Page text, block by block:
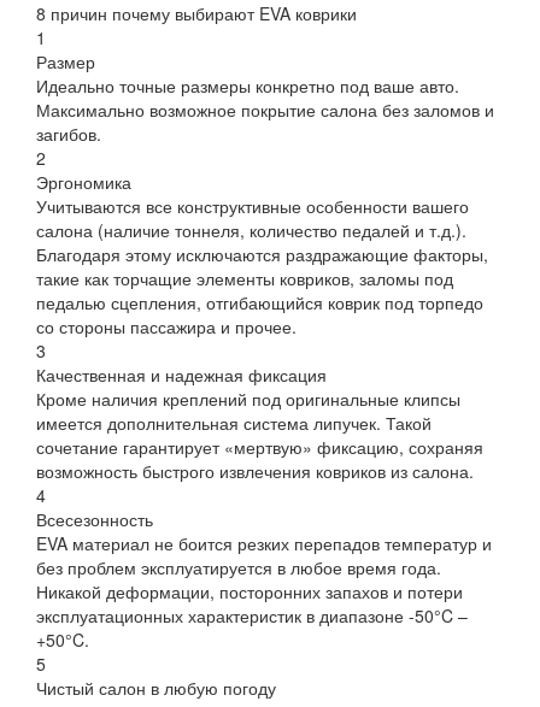
8 причин почему выбирают EVA коврики
1
Размер
Идеально точные размеры конкретно под ваше авто.
Максимально возможное покрытие салона без заломов и
загибов.
2
Эргономика
Учитываются все конструктивные особенности вашего
салона (наличие тоннеля, количество педалей и т.д.).
Благодаря этому исключаются раздражающие факторы,
такие как торчащие элементы ковриков, заломы под
педалью сцепления, отгибающийся коврик под торпедо
со стороны пассажира и прочее.
3
Качественная и надежная фиксация
Кроме наличия креплений под оригинальные клипсы
имеется дополнительная система липучек. Такой
сочетание гарантирует «мертвую» фиксацию, сохраняя
возможность быстрого извлечения ковриков из салона.
4
Всесезонность
EVA материал не боится резких перепадов температур и
без проблем эксплуатируется в любое время года.
Никакой деформации, посторонних запахов и потери
эксплуатационных характеристик в диапазоне -50°C –
+50°C.
5
Чистый салон в любую погоду